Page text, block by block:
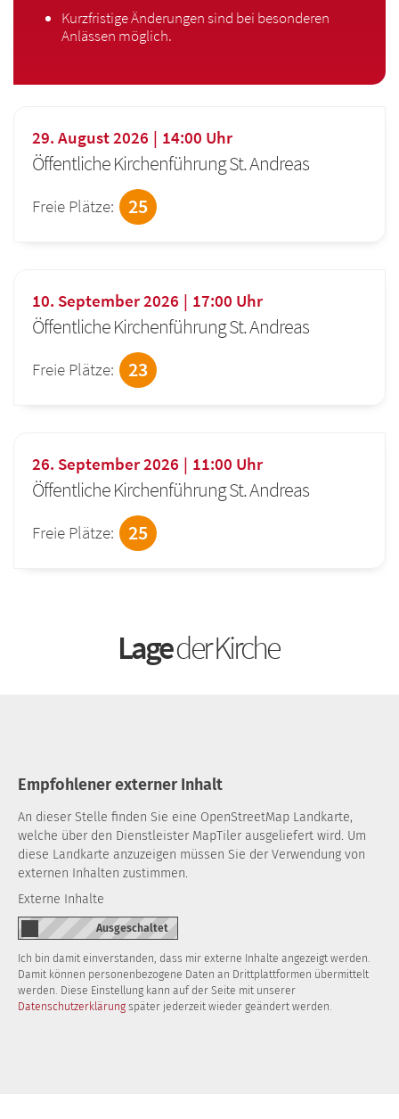
29. August 2026 14:00 Uhr
Öffentliche Kirchenführung St. Andreas
Freie Plätze: 25
10. September 2026 17:00 Uhr
Öffentliche Kirchenführung St. Andreas
Freie Plätze: 23
26. September 2026 11:00 Uhr
Öffentliche Kirchenführung St. Andreas
Freie Plätze: 25
Kurzfristige Änderungen sind bei besonderen
Anlässen möglich.
Lageder Kirche
Empfohlener externer Inhalt
An dieser Stelle finden Sie eine OpenStreetMap Landkarte,
welche über den Dienstleister MapTiler ausgeliefert wird. Um
diese Landkarte anzuzeigen müssen Sie der Verwendung von
externen Inhalten zustimmen.
Externe Inhalte
Ich bin damit einverstanden, dass mir externe Inhalte angezeigt werden.
Damit können personenbezogene Daten an Drittplattformen übermittelt
werden. Diese Einstellung kann auf der Seite mit unserer
Datenschutzerklärung später jederzeit wieder geändert werden.